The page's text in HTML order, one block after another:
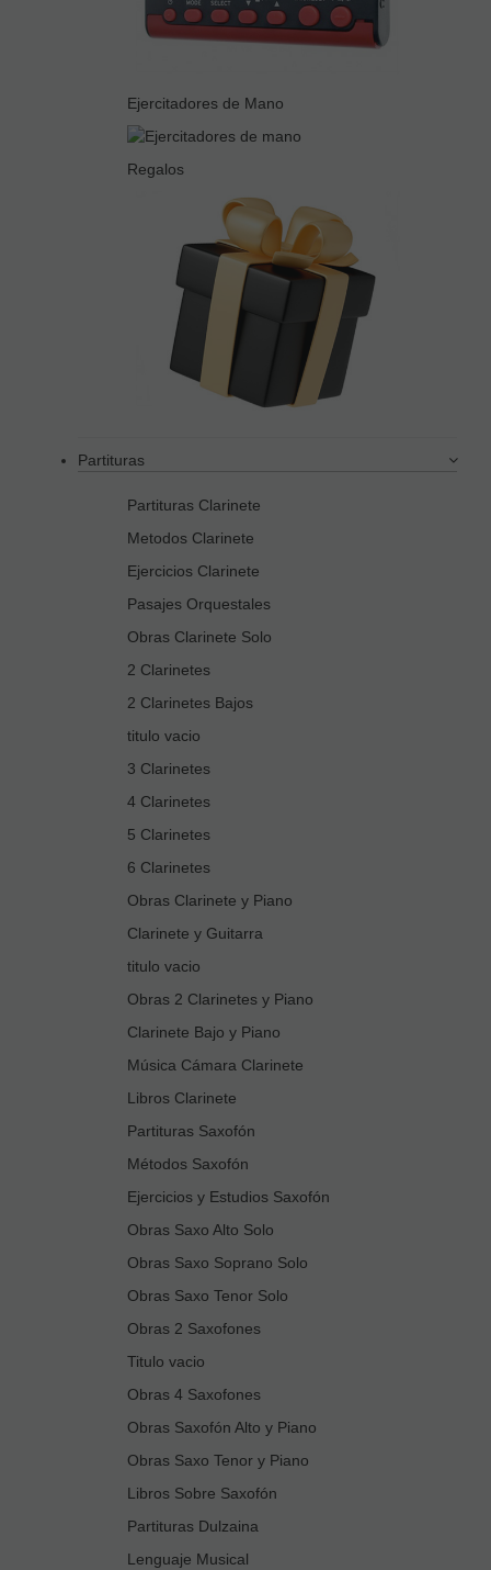
Ejercitadores de Mano
Regalos
Partituras
Partituras Clarinete
Metodos Clarinete
Ejercicios Clarinete
Pasajes Orquestales
Obras Clarinete Solo
2 Clarinetes
2 Clarinetes Bajos
titulo vacio
3 Clarinetes
4 Clarinetes
5 Clarinetes
6 Clarinetes
Obras Clarinete y Piano
Clarinete y Guitarra
titulo vacio
Obras 2 Clarinetes y Piano
Clarinete Bajo y Piano
Música Cámara Clarinete
Libros Clarinete
Partituras Saxofón
Métodos Saxofón
Ejercicios y Estudios Saxofón
Obras Saxo Alto Solo
Obras Saxo Soprano Solo
Obras Saxo Tenor Solo
Obras 2 Saxofones
Titulo vacio
Obras 4 Saxofones
Obras Saxofón Alto y Piano
Obras Saxo Tenor y Piano
Libros Sobre Saxofón
Partituras Dulzaina
Lenguaje Musical